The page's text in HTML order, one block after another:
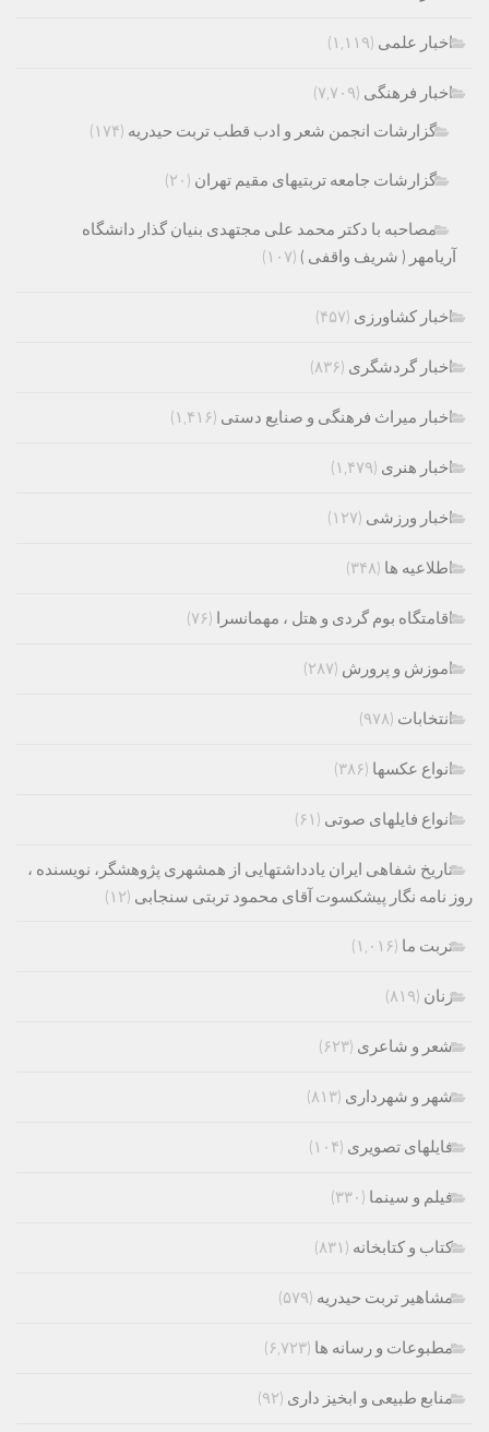
اخبار علمی (۱,۱۱۹)
اخبار فرهنگی (۷,۷۰۹)
گزارشات انجمن شعر و ادب قطب تربت حیدریه (۱۷۴)
گزارشات جامعه تربتیهای مقیم تهران (۲۰)
مصاحبه با دکتر محمد علی مجتهدی بنیان گذار دانشگاه
آریامهر ( شریف واقفی ) (۱۰۷)
اخبار کشاورزی (۴۵۷)
اخبار گردشگری (۸۳۶)
اخبار میراث فرهنگی و صنایع دستی (۱,۴۱۶)
اخبار هنری (۱,۴۷۹)
اخبار ورزشی (۱۲۷)
اطلاعیه ها (۳۴۸)
اقامتگاه بوم گردی و هتل ، مهمانسرا (۷۶)
اموزش و پرورش (۲۸۷)
انتخابات (۹۷۸)
انواع عکسها (۳۸۶)
انواع فایلهای صوتی (۶۱)
تاریخ شفاهی ایران یادداشتهایی از همشهری پژوهشگر، نویسنده ،
روز نامه نگار پیشکسوت آقای محمود تربتی سنجابی (۱۲)
تربت ما (۱,۰۱۶)
زنان (۸۱۹)
شعر و شاعری (۶۲۳)
شهر و شهرداری (۸۱۳)
فایلهای تصویری (۱۰۴)
فیلم و سینما (۳۳۰)
کتاب و کتابخانه (۸۳۱)
مشاهیر تربت حیدریه (۵۷۹)
مطبوعات و رسانه ها (۶,۷۲۳)
منابع طبیعی و ابخیز داری (۹۲)